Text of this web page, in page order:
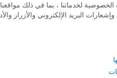
لخدماتنا ، بما في ذلك مواقعنا
البريد الإلكتروني والأزرار